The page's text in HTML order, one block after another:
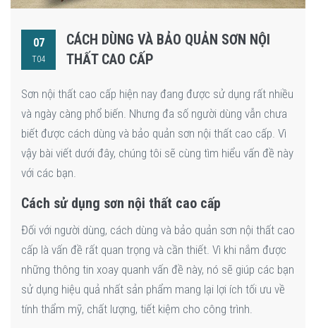
07
T04
CÁCH DÙNG VÀ BẢO QUẢN SƠN NỘI
THẤT CAO CẤP
Sơn nội thất cao cấp hiện nay đang được sử dụng rất nhiều
và ngày càng phổ biến. Nhưng đa số người dùng vẫn chưa
biết được cách dùng và bảo quản sơn nội thất cao cấp. Vì
vậy bài viết dưới đây, chúng tôi sẽ cùng tìm hiểu vấn đề này
với các bạn.
Cách sử dụng sơn nội thất cao cấp
Đối với người dùng, cách dùng và bảo quản sơn nội thất cao
cấp là vấn đề rất quan trọng và cần thiết. Vì khi nắm được
những thông tin xoay quanh vấn đề này, nó sẽ giúp các bạn
sử dụng hiệu quả nhất sản phẩm mang lại lợi ích tối ưu về
tính thẩm mỹ, chất lượng, tiết kiệm cho công trình.